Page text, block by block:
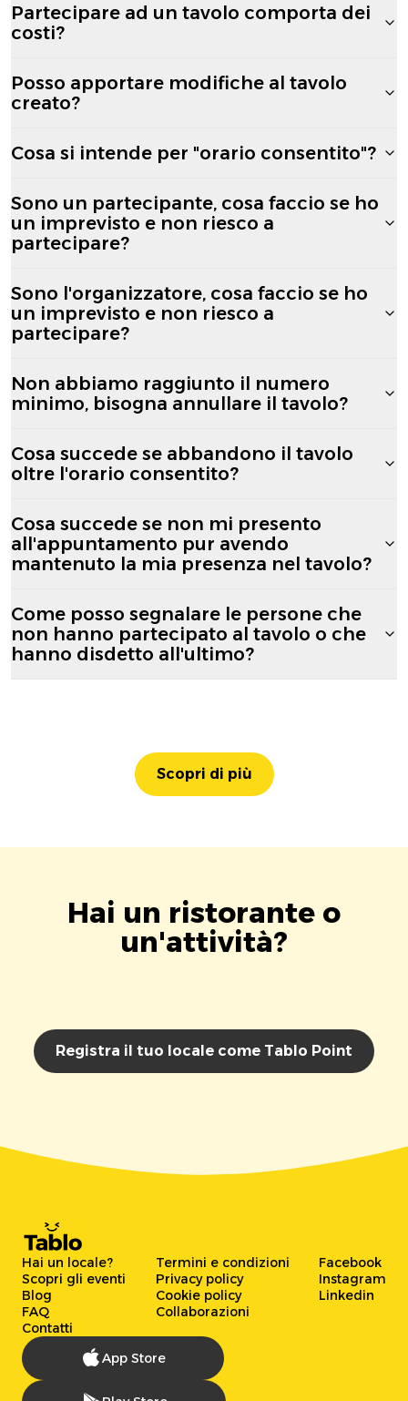
Partecipare ad un tavolo comporta dei
costi?
Posso apportare modifiche al tavolo
creato?
Cosa si intende per "orario consentito"?
Sono un partecipante, cosa faccio se ho
un imprevisto e non riesco a
partecipare?
Sono l'organizzatore, cosa faccio se ho
un imprevisto e non riesco a
partecipare?
Non abbiamo raggiunto il numero
minimo, bisogna annullare il tavolo?
Cosa succede se abbandono il tavolo
oltre l'orario consentito?
Cosa succede se non mi presento
all'appuntamento pur avendo
mantenuto la mia presenza nel tavolo?
Come posso segnalare le persone che
non hanno partecipato al tavolo o che
hanno disdetto all'ultimo?
Scopri di più
Hai un ristorante o
un'attività?
Registra il tuo locale come Tablo Point
Hai un locale?
Scopri gli eventi
Blog
FAQ
Contatti
Termini e condizioni
Privacy policy
Cookie policy
Collaborazioni
Facebook
Instagram
Linkedin
App Store